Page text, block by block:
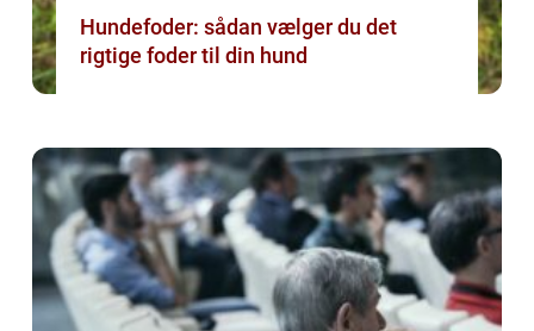
Hundefoder: sådan vælger du det
rigtige foder til din hund